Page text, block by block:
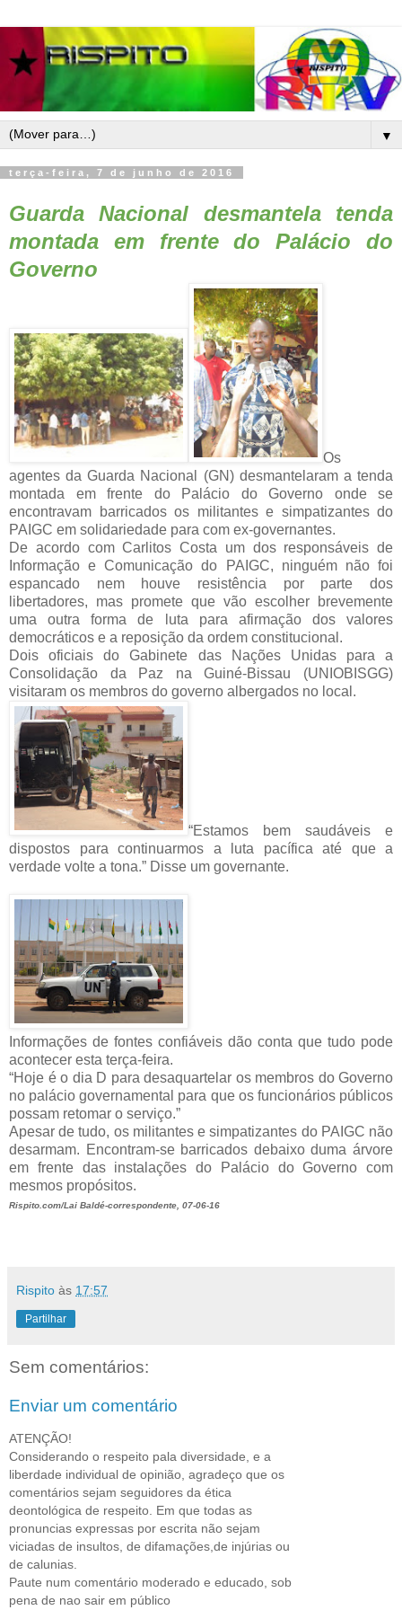
▼
terça-feira, 7 de junho de 2016
Guarda Nacional desmantela tenda
montada em frente do Palácio do
Governo
Os
agentes da Guarda Nacional (GN) desmantelaram a tenda
montada em frente do Palácio do Governo onde se
encontravam barricados os militantes e simpatizantes do
PAIGC em solidariedade para com ex-governantes.
De acordo com Carlitos Costa um dos responsáveis de
Informação e Comunicação do PAIGC, ninguém não foi
espancado nem houve resistência por parte dos
libertadores, mas promete que vão escolher brevemente
uma outra forma de luta para afirmação dos valores
democráticos e a reposição da ordem constitucional.
Dois oficiais do Gabinete das Nações Unidas para a
Consolidação da Paz na Guiné-Bissau (UNIOBISGG)
visitaram os membros do governo albergados no local.
“Estamos bem saudáveis e
dispostos para continuarmos a luta pacífica até que a
verdade volte a tona.” Disse um governante.
Informações de fontes confiáveis dão conta que tudo pode
acontecer esta terça-feira.
“Hoje é o dia D para desaquartelar os membros do Governo
no palácio governamental para que os funcionários públicos
possam retomar o serviço.”
Apesar de tudo, os militantes e simpatizantes do PAIGC não
desarmam. Encontram-se barricados debaixo duma árvore
em frente das instalações do Palácio do Governo com
mesmos propósitos.
Rispito.com/Lai Baldé-correspondente, 07-06-16
Rispito às 17:57
Partilhar
Sem comentários:
Enviar um comentário
ATENÇÃO!
Considerando o respeito pala diversidade, e a
liberdade individual de opinião, agradeço que os
comentários sejam seguidores da ética
deontológica de respeito. Em que todas as
pronuncias expressas por escrita não sejam
viciadas de insultos, de difamações,de injúrias ou
de calunias.
Paute num comentário moderado e educado, sob
pena de nao sair em público